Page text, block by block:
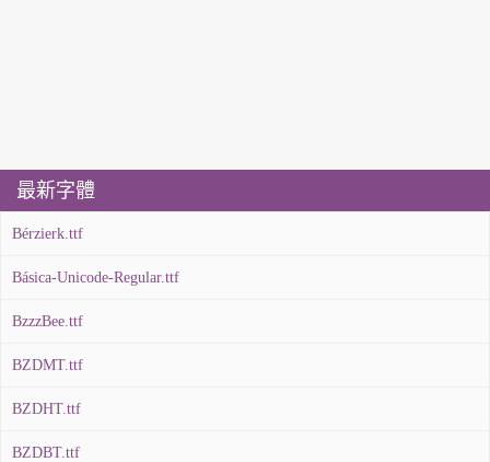
最新字體
Bérzierk.ttf
Básica-Unicode-Regular.ttf
BzzzBee.ttf
BZDMT.ttf
BZDHT.ttf
BZDBT.ttf